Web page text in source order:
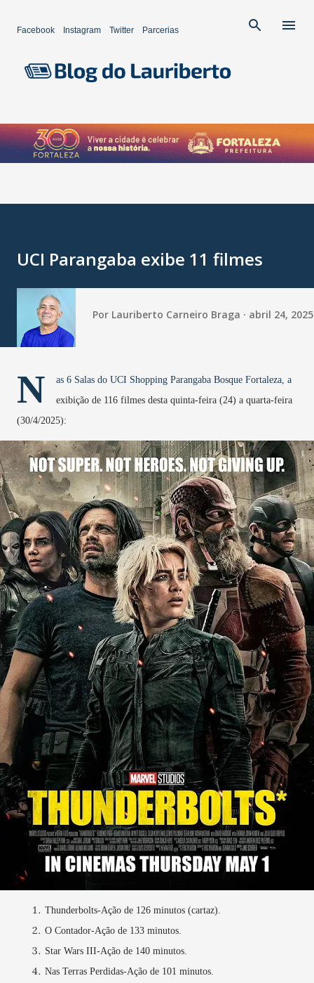
Facebook Instagram Twitter Parcerias
UCI Parangaba exibe 11 filmes
Por Lauriberto Carneiro Braga abril 24, 2025
N
as 6 Salas do UCI Shopping Parangaba Bosque Fortaleza, a
exibição de 116 filmes desta quinta-feira (24) a quarta-feira
(30/4/2025):
Thunderbolts-Ação de 126 minutos (cartaz).
O Contador-Ação de 133 minutos.
Star Wars III-Ação de 140 minutos.
Nas Terras Perdidas-Ação de 101 minutos.